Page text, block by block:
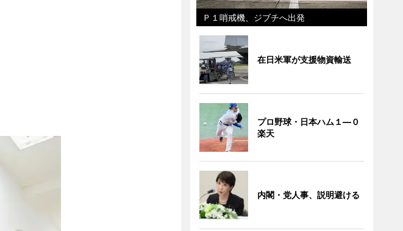
Ｐ１哨戒機、ジブチへ出発
在日米軍が支援物資輸送
プロ野球・日本ハム１―０
楽天
内閣・党人事、説明避ける